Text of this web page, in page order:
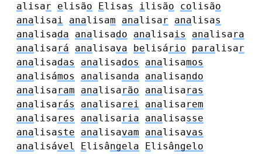
alisar elisão Elisas ilisão colisão
analisai analisam analisar analisas
analisada analisado analisais analisara
analisará analisava belisário paralisar
analisadas analisados analisamos
analisámos analisanda analisando
analisaram analisarão analisaras
analisarás analisarei analisarem
analisares analisaria analisasse
analisaste analisavam analisavas
analisável Elisângela Elisângelo